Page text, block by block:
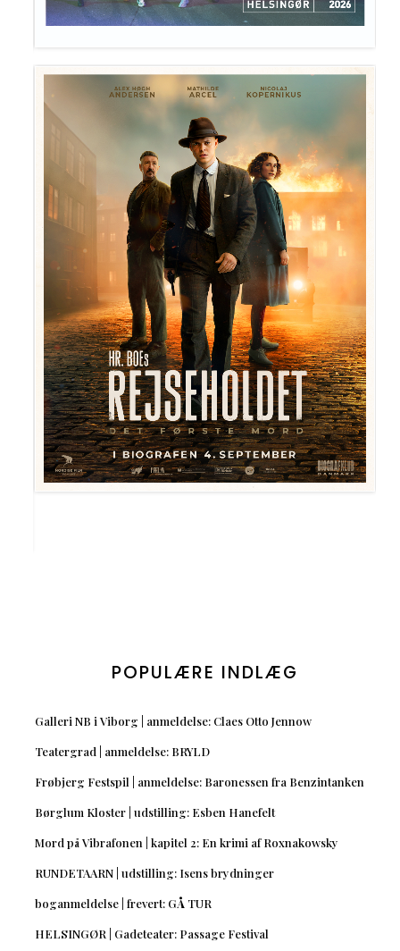
POPULÆRE INDLÆG
Galleri NB i Viborg | anmeldelse: Claes Otto Jennow
Teatergrad | anmeldelse: BRYLD
Frøbjerg Festspil | anmeldelse: Baronessen fra Benzintanken
Børglum Kloster | udstilling: Esben Hanefelt
Mord på Vibrafonen | kapitel 2: En krimi af Roxnakowsky
RUNDETAARN | udstilling: Isens brydninger
boganmeldelse | frevert: GÅ TUR
HELSINGØR | Gadeteater: Passage Festival